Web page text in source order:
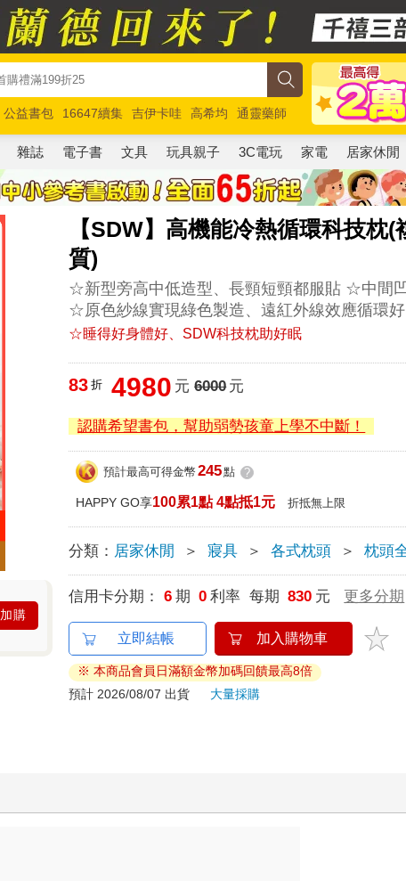
公益書包 16647續集 吉伊卡哇 高希均
通靈藥師
馬斯克 玩具總動員5 超慢跑
雜誌 電子書 文具 玩具親子 3C電玩 家電 居家休閒
【SDW】高機能冷熱循環科技枕
質)
☆新型旁高中低造型、長頸短頸都服貼 ☆中間
☆原色紗線實現綠色製造、遠紅外線效應循環
☆睡得好身體好、SDW科技枕助好眠
加購
83 折 4980 元 6000元
認購希望書包，幫助弱勢孩童上學不中斷！
預計最高可得金幣 245點 ?
HAPPY GO享100累1點 4點抵1元 折抵無上限
分類： 居家休閒 ＞ 寢具 ＞ 各式枕頭 ＞ 枕頭
信用卡分期： 6 期 0 利率 每期 830 元 更多分期
立即結帳 加入購物車
※ 本商品會員日滿額金幣加碼回饋最高8倍
預計 2026/08/07 出貨
大量採購